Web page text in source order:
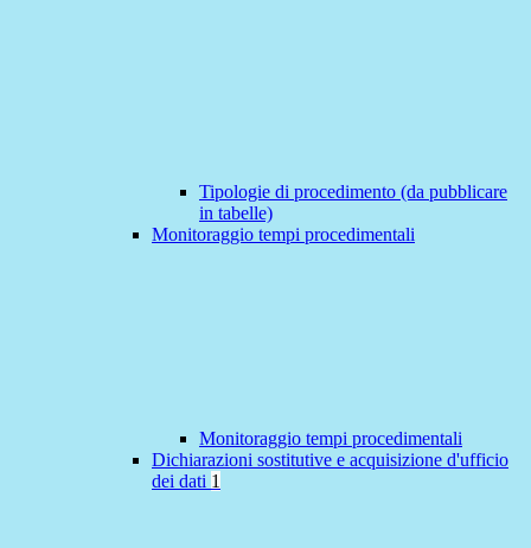
Tipologie di procedimento (da pubblicare
in tabelle)
Monitoraggio tempi procedimentali
Monitoraggio tempi procedimentali
Dichiarazioni sostitutive e acquisizione d'ufficio
dei dati 1